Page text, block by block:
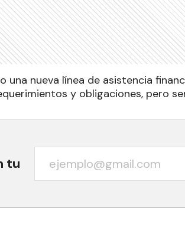
una nueva línea de asistencia
y obligaciones, pero
tu